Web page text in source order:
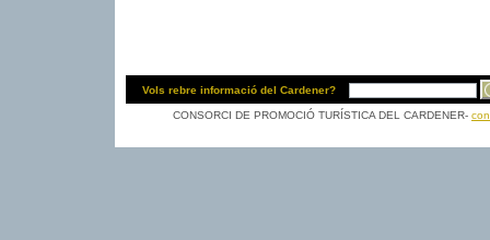
Vols rebre informació del Cardener?
CONSORCI DE PROMOCIÓ TURÍSTICA DEL CARDENER-